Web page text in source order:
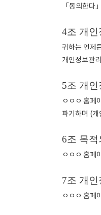
「동의한다
4조 개인
귀하는 언제
개인정보관
5조 개
ㅇㅇㅇ 홈페
파기하며 (개
6조 목적
ㅇㅇㅇ 홈페
7조 개인
ㅇㅇㅇ 홈페